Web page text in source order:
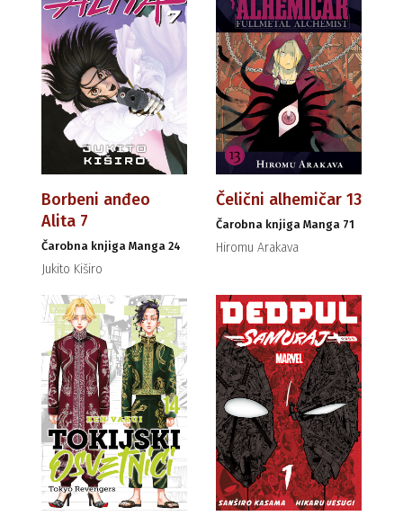
Borbeni anđeo
Alita 7
Čarobna knjiga Manga 24
Jukito Kiširo
Čelični alhemičar 13
Čarobna knjiga Manga 71
Hiromu Arakava